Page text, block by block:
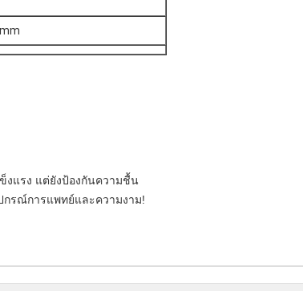
งแรง แต่ยังป้องกันความชื้น
กรณ์การแพทย์และความงาม!